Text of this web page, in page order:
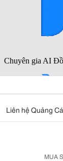
Liên hệ Quảng
MUA